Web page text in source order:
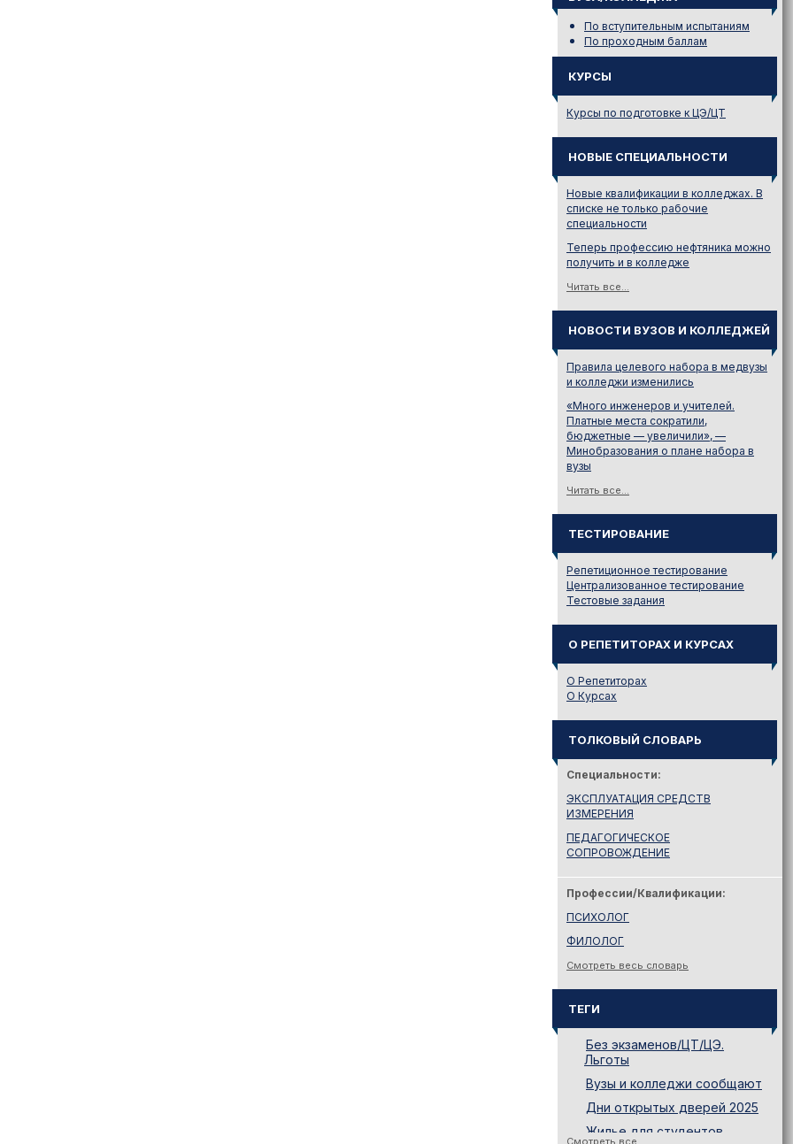
По вступительным испытаниям
По проходным баллам
КУРСЫ
Курсы по подготовке к ЦЭ/ЦТ
НОВЫЕ СПЕЦИАЛЬНОСТИ
Новые квалификации в колледжах. В
списке не только рабочие
специальности
Теперь профессию нефтяника можно
получить и в колледже
Читать все...
НОВОСТИ ВУЗОВ И КОЛЛЕДЖЕЙ
Правила целевого набора в медвузы
и колледжи изменились
«Много инженеров и учителей.
Платные места сократили,
бюджетные — увеличили», —
Минобразования о плане набора в
вузы
Читать все...
ТЕСТИРОВАНИЕ
Репетиционное тестирование
Централизованное тестирование
Тестовые задания
О РЕПЕТИТОРАХ И КУРСАХ
О Репетиторах
О Курсах
ТОЛКОВЫЙ СЛОВАРЬ
Специальности:
ЭКСПЛУАТАЦИЯ СРЕДСТВ
ИЗМЕРЕНИЯ
ПЕДАГОГИЧЕСКОЕ
СОПРОВОЖДЕНИЕ
Профессии/Квалификации:
ПСИХОЛОГ
ФИЛОЛОГ
Смотреть весь словарь
ТЕГИ
Без экзаменов/ЦТ/ЦЭ.
Льготы
Вузы и колледжи сообщают
Дни открытых дверей 2025
Жилье для студентов
Смотреть все